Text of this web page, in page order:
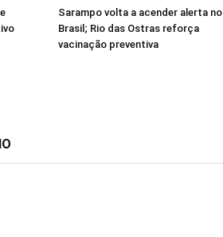
Sarampo volta a acender alerta no
Brasil; Rio das Ostras reforça
vacinação preventiva